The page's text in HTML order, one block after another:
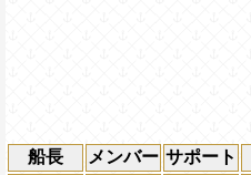
船長 メンバー サポート